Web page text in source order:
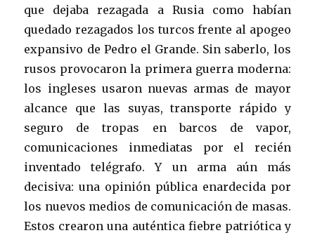
que dejaba rezagada a Rusia como habían
quedado rezagados los turcos frente al apogeo
expansivo de Pedro el Grande. Sin saberlo, los
rusos provocaron la primera guerra moderna:
los ingleses usaron nuevas armas de mayor
alcance que las suyas, transporte rápido y
seguro de tropas en barcos de vapor,
comunicaciones inmediatas por el recién
inventado telégrafo. Y un arma aún más
decisiva: una opinión pública enardecida por
los nuevos medios de comunicación de masas.
Estos crearon una auténtica fiebre patriótica y